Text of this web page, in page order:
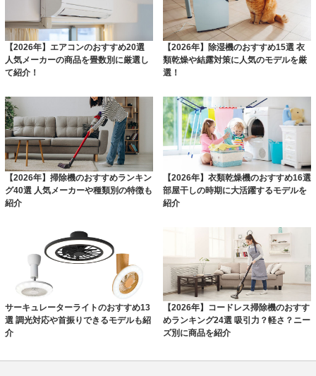
【2026年】エアコンのおすすめ20選
人気メーカーの商品を畳数別に厳選し
て紹介！
【2026年】除湿機のおすすめ15選 衣
類乾燥や結露対策に人気のモデルを厳
選！
【2026年】掃除機のおすすめランキン
グ40選 人気メーカーや種類別の特徴も
紹介
【2026年】衣類乾燥機のおすすめ16選
部屋干しの時期に大活躍するモデルを
紹介
サーキュレーターライトのおすすめ13
選 調光対応や首振りできるモデルも紹
介
【2026年】コードレス掃除機のおすす
めランキング24選 吸引力？軽さ？ニー
ズ別に商品を紹介